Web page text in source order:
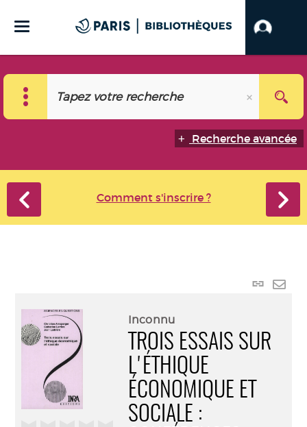
Recherche avancée
Comment s'inscrire ?
Lien
Inconnu
TROIS ESSAIS SUR
L'ÉTHIQUE
ÉCONOMIQUE ET
SOCIALE :